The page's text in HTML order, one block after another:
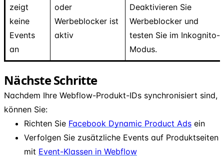
zeigt
keine
Events
an
oder
Werbeblocker ist
aktiv
Deaktivieren Sie
Werbeblocker und
testen Sie im Inkognito-
Modus.
Nächste Schritte
Nachdem Ihre Webflow-Produkt-IDs synchronisiert sind,
können Sie:
Richten Sie Facebook Dynamic Product Ads ein
Verfolgen Sie zusätzliche Events auf Produktseiten
mit Event-Klassen in Webflow